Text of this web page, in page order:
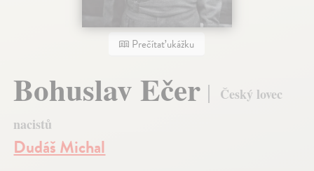
Prečítať ukážku
Bohuslav Ečer
Český lovec
nacistů
Dudáš Michal